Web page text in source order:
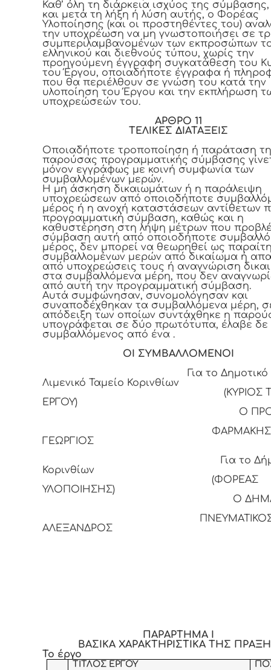
Καθ’ όλη τη διάρκεια ισχύος της
και μετά τη λήξη ή λύση αυτής, ο Φορέας
Υλοποίησης (και οι προστηθέντες του)
την υποχρέωση να μη γνωστοποιήσει σε
συμπεριλαμβανομένων των εκπροσώπων
ελληνικού και διεθνούς τύπου, χωρίς την
προηγούμενη έγγραφη συγκατάθεση του
του Έργου, οποιαδήποτε έγγραφα ή
που θα περιέλθουν σε γνώση του κατά την
υλοποίηση του Έργου και την εκπλήρωση
υποχρεώσεών του.
ΑΡΘΡΟ 11
ΤΕΛΙΚΕΣ ΔΙΑΤΑΞΕΙΣ
Οποιαδήποτε τροποποίηση ή παράταση
παρούσας προγραμματικής σύμβασης
μόνον εγγράφως με κοινή συμφωνία των
συμβαλλομένων μερών.
Η μη άσκηση δικαιωμάτων ή η παράλειψη
υποχρεώσεων από οποιοδήποτε
μέρος ή η ανοχή καταστάσεων αντίθετων
προγραμματική σύμβαση, καθώς και η
καθυστέρηση στη λήψη μέτρων που
σύμβαση αυτή από οποιοδήποτε
μέρος, δεν μπορεί να θεωρηθεί ως
συμβαλλομένων μερών από δικαίωμα ή
από υποχρεώσεις τους ή αναγνώριση
στα συμβαλλόμενα μέρη, που δεν
από αυτή την προγραμματική σύμβαση.
Αυτά συμφώνησαν, συνομολόγησαν και
συναποδέχθηκαν τα συμβαλλόμενα μέρη,
απόδειξη των οποίων συντάχθηκε η
υπογράφεται σε δύο πρωτότυπα, έλαβε δε
συμβαλλόμενος από ένα .
ΟΙ ΣΥΜΒΑΛΛΟΜΕΝΟΙ
Για το Δημοτικό
Λιμενικό Ταμείο Κορινθίων
(ΚΥΡΙΟΣ
ΕΡΓΟΥ)
Ο
ΦΑΡΜΑΚΗΣ
ΓΕΩΡΓΙΟΣ
Για το
Κορινθίων
(ΦΟΡΕΑΣ
ΥΛΟΠΟΙΗΣΗΣ)
Ο
ΑΛΕΞΑΝΔΡΟΣ
ΠΑΡΑΡΤΗΜΑ Ι
ΒΑΣΙΚΑ ΧΑΡΑΚΤΗΡΙΣΤΙΚΑ ΤΗΣ
Το έργο
ΤΙΤΛΟΣ ΕΡΓΟΥ